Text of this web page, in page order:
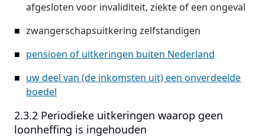
afgesloten voor invaliditeit, ziekte of een ongeval
zwangerschapsuitkering zelfstandigen
pensioen of uitkeringen buiten Nederland
uw deel van (de inkomsten uit) een onverdeelde
boedel
2.3.2 Periodieke uitkeringen waarop geen
loonheffing is ingehouden